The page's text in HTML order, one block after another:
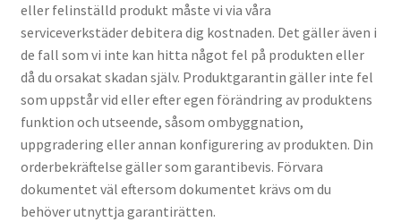
eller felinställd produkt måste vi via våra
serviceverkstäder debitera dig kostnaden. Det gäller även i
de fall som vi inte kan hitta något fel på produkten eller
då du orsakat skadan själv. Produktgarantin gäller inte fel
som uppstår vid eller efter egen förändring av produktens
funktion och utseende, såsom ombyggnation,
uppgradering eller annan konfigurering av produkten. Din
orderbekräftelse gäller som garantibevis. Förvara
dokumentet väl eftersom dokumentet krävs om du
behöver utnyttja garantirätten.